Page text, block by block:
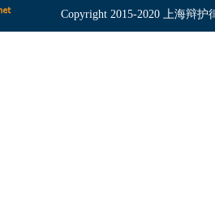
Copyright 2015-2020 上海辩护